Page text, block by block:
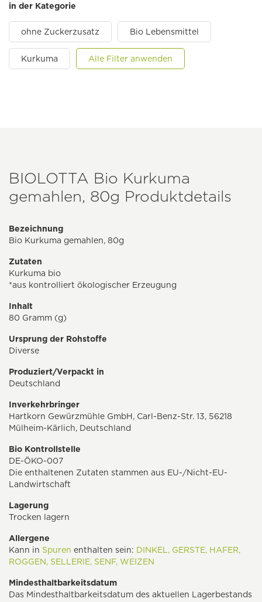
in der Kategorie
ohne Zuckerzusatz Bio Lebensmittel
Kurkuma Alle Filter anwenden
BIOLOTTA Bio Kurkuma
gemahlen, 80g Produktdetails
Bezeichnung
Bio Kurkuma gemahlen, 80g
Zutaten
Kurkuma bio
*aus kontrolliert ökologischer Erzeugung
Inhalt
80 Gramm (g)
Ursprung der Rohstoffe
Diverse
Produziert/Verpackt in
Deutschland
Inverkehrbringer
Hartkorn Gewürzmühle GmbH, Carl-Benz-Str. 13, 56218
Mülheim-Kärlich, Deutschland
Bio Kontrollstelle
DE-ÖKO-007
Die enthaltenen Zutaten stammen aus EU-/Nicht-EU-
Landwirtschaft
Lagerung
Trocken lagern
Allergene
Kann in Spuren enthalten sein: DINKEL, GERSTE, HAFER,
ROGGEN, SELLERIE, SENF, WEIZEN
Mindesthaltbarkeitsdatum
Das Mindesthaltbarkeitsdatum des aktuellen Lagerbestands